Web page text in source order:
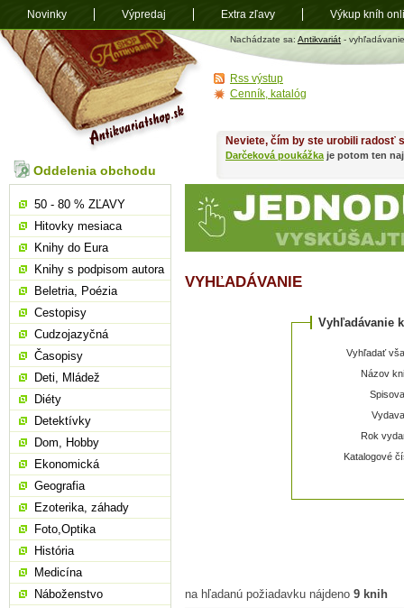
Antikvariát
shop.sk
Nachádzate sa: Antikvariát - vyhľadávanie
VYHĽADÁVANIE
Vyhľadávanie
Vyhľadať
Názov
Rok
Katalogové
na hľadanú požiadavku nájdeno 9 knih
Neviete, čím by ste urobili radosť
Darčeková poukážka je potom ten
Oddelenia obchodu
50 - 80 % ZĽAVY
Hitovky mesiaca
Knihy do Eura
Knihy s podpisom autora
Beletria, Poézia
Cestopisy
Cudzojazyčná
Časopisy
Deti, Mládež
Diéty
Detektívky
Dom, Hobby
Ekonomická
Geografia
Ezoterika, záhady
Foto,Optika
História
Medicína
Náboženstvo
Rss výstup
Cenník, katalóg
Novinky Výpredaj Extra zľavy Výkup kníh